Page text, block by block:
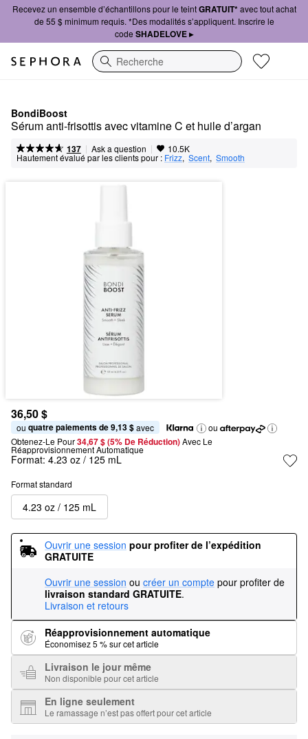
Recevez un ensemble d’échantillons pour le teintGRATUIT*avec tout achat
de 55 $ minimum requis. *Des modalités s’appliquent. Inscrire le
code SHADELOVE ▸
Recherche
BondiBoost
Sérum anti-frisottis avec vitamine C et huile d’argan
137 | Ask a question | 10.5K
Hautement évalué par les clients pour : Frizz, Scent, Smooth
36,50 $
ou quatre paiements de 9,13 $ avec
ou
Obtenez-Le Pour34,67 $ (5% De Réduction) Avec Le
Réapprovisionnement Automatique
Format: 4.23 oz / 125 mL
Format standard
4.23 oz / 125 mL
Ouvrir une session pour profiter de l’expédition
GRATUITE
Ouvrir une session ou créer un compte pour profiter de
livraison standard GRATUITE.
Livraison et retours
Réapprovisionnement automatique
Économisez 5 % sur cet article
Livraison le jour même
Non disponible pour cet article
En ligne seulement
Le ramassage n’est pas offert pour cet article